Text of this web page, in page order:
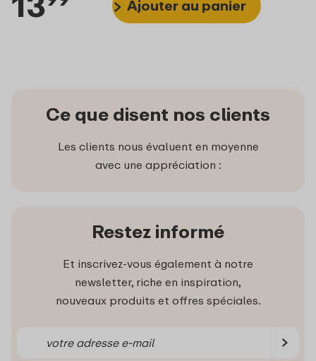
Ajouter au panier
Ce que disent nos clients
Les clients nous évaluent en moyenne
avec une appréciation :
Restez informé
Et inscrivez-vous également à notre
newsletter, riche en inspiration,
nouveaux produits et offres spéciales.